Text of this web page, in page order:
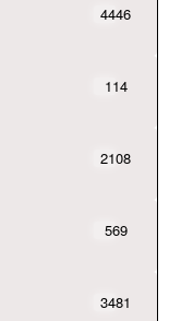
4446
114
2108
569
3481